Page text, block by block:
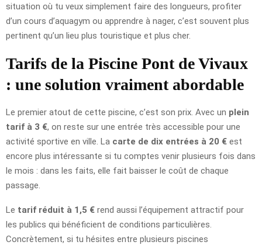
situation où tu veux simplement faire des longueurs, profiter
d’un cours d’aquagym ou apprendre à nager, c’est souvent plus
pertinent qu’un lieu plus touristique et plus cher.
Tarifs de la Piscine Pont de Vivaux
: une solution vraiment abordable
Le premier atout de cette piscine, c’est son prix. Avec un plein
tarif à 3 €, on reste sur une entrée très accessible pour une
activité sportive en ville. La carte de dix entrées à 20 € est
encore plus intéressante si tu comptes venir plusieurs fois dans
le mois : dans les faits, elle fait baisser le coût de chaque
passage.
Le tarif réduit à 1,5 € rend aussi l’équipement attractif pour
les publics qui bénéficient de conditions particulières.
Concrètement, si tu hésites entre plusieurs piscines